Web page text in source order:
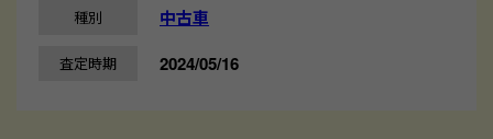
種別 中古車
査定時期 2024/05/16